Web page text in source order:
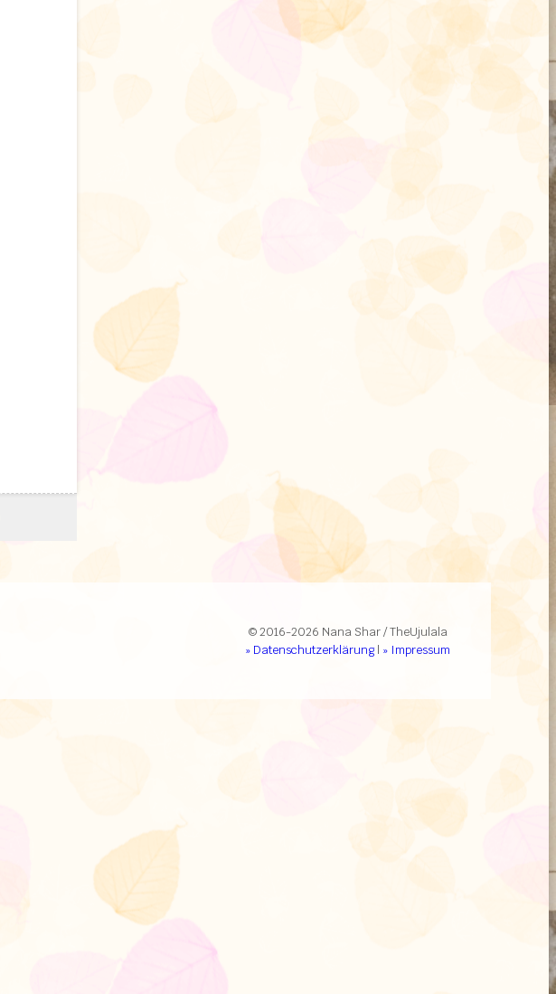
© 2016-2026 Nana Shar / TheUjulala
» Datenschutzerklärung| » Impressum